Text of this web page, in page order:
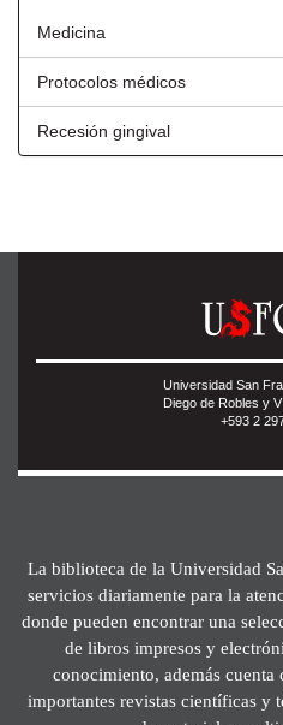
Medicina
Protocolos médicos
Recesión gingival
Universidad San
Diego de Robles y
+593 2
La biblioteca de la Universidad
servicios diariamente para la
donde pueden encontrar una
de libros impresos y
conocimiento, además cuenta
importantes revistas científicas y